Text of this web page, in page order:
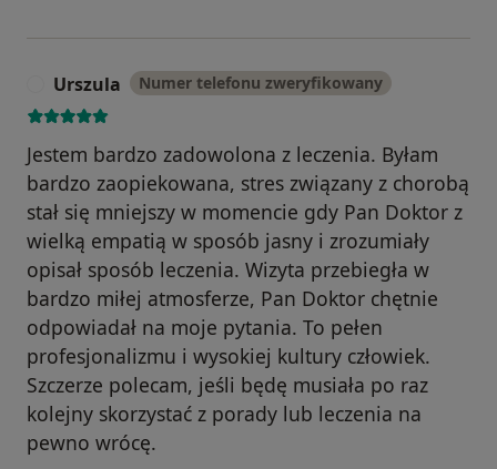
Urszula Numer telefonu zweryfikowany
Jestem bardzo zadowolona z leczenia. Byłam
bardzo zaopiekowana, stres związany z chorobą
stał się mniejszy w momencie gdy Pan Doktor z
wielką empatią w sposób jasny i zrozumiały
opisał sposób leczenia. Wizyta przebiegła w
bardzo miłej atmosferze, Pan Doktor chętnie
odpowiadał na moje pytania. To pełen
profesjonalizmu i wysokiej kultury człowiek.
Szczerze polecam, jeśli będę musiała po raz
kolejny skorzystać z porady lub leczenia na
pewno wrócę.